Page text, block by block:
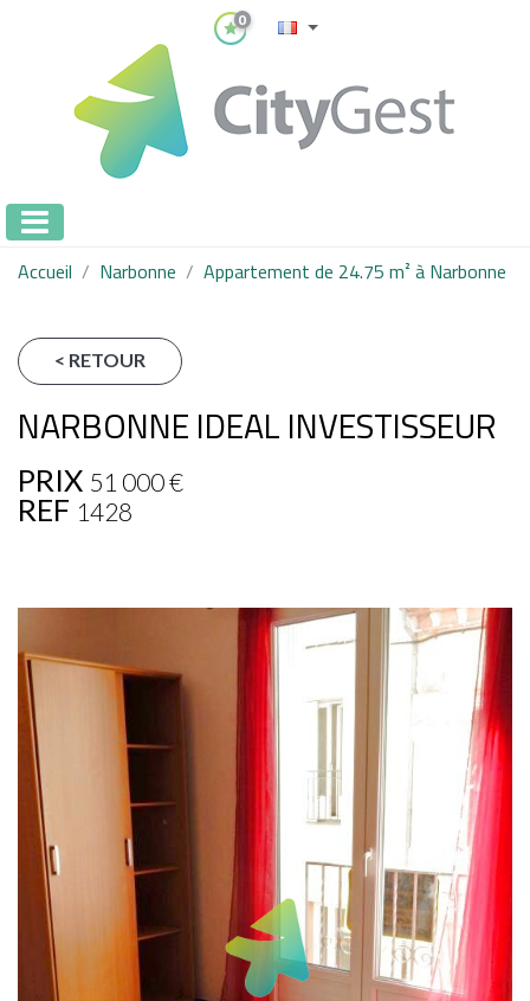
0
Accueil Narbonne Appartement de 24.75 m² à Narbonne
< RETOUR
NARBONNE IDEAL INVESTISSEUR
PRIX 51 000€
REF 1428